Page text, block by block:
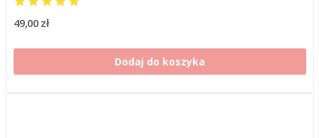
49,00 zł
Dodaj do koszyka